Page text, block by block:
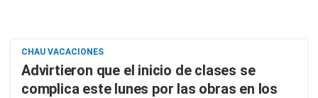
CHAU VACACIONES
Advirtieron que el inicio de clases se
complica este lunes por las obras en los